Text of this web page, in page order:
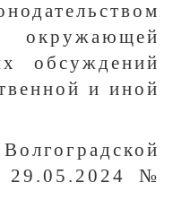
окружающей
обсуждений
и иной
29.05.2024 №